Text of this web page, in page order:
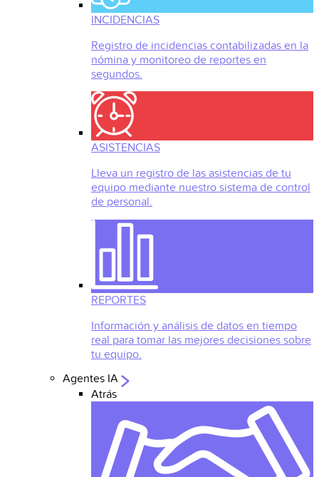
INCIDENCIAS
Registro de incidencias contabilizadas en la
nómina y monitoreo de reportes en
segundos.
ASISTENCIAS
Lleva un registro de las asistencias de tu
equipo mediante nuestro sistema de control
de personal.
REPORTES
Información y análisis de datos en tiempo
real para tomar las mejores decisiones sobre
tu equipo.
Agentes IA
Atrás